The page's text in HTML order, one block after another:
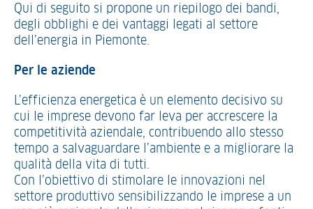
Qui di seguito si propone un riepilogo dei bandi,
degli obblighi e dei vantaggi legati al settore
dell’energia in Piemonte.
Per le aziende
L’efficienza energetica è un elemento decisivo su
cui le imprese devono far leva per accrescere la
competitività aziendale, contribuendo allo stesso
tempo a salvaguardare l’ambiente e a migliorare la
qualità della vita di tutti.
Con l’obiettivo di stimolare le innovazioni nel
settore produttivo sensibilizzando le imprese a un